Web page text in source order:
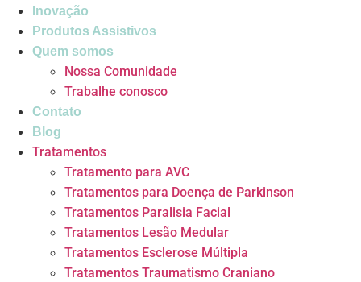
Inovação
Produtos Assistivos
Quem somos
Nossa Comunidade
Trabalhe conosco
Contato
Blog
Tratamentos
Tratamento para AVC
Tratamentos para Doença de Parkinson
Tratamentos Paralisia Facial
Tratamentos Lesão Medular
Tratamentos Esclerose Múltipla
Tratamentos Traumatismo Craniano